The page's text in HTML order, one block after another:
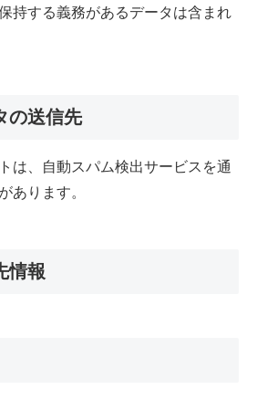
持する義務があるデータは含まれ
の送信先
は、自動スパム検出サービスを通
あります。
情報